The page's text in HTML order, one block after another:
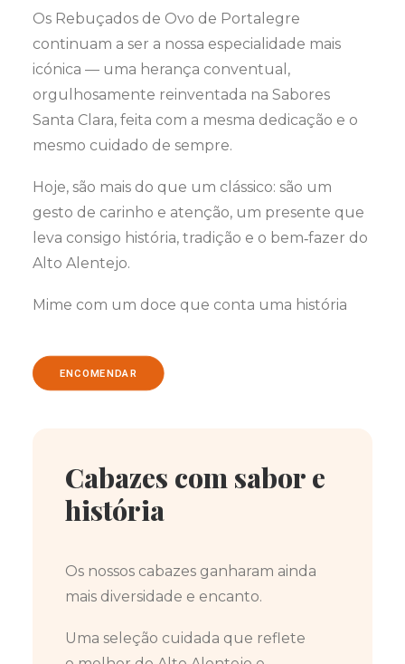
Os Rebuçados de Ovo de Portalegre
continuam a ser a nossa especialidade mais
icónica — uma herança conventual,
orgulhosamente reinventada na Sabores
Santa Clara, feita com a mesma dedicação e o
mesmo cuidado de sempre.
Hoje, são mais do que um clássico: são um
gesto de carinho e atenção, um presente que
leva consigo história, tradição e o bem‑fazer do
Alto Alentejo.
Mime com um doce que conta uma história
ENCOMENDAR
Cabazes com sabor e
história
Os nossos cabazes ganharam ainda
mais diversidade e encanto.
Uma seleção cuidada que reflete